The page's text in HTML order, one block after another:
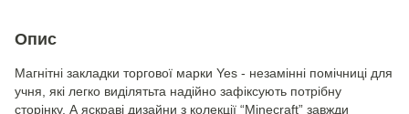
Опис
Магнітні закладки торгової марки Yes - незамінні помічниці для
учня, які легко виділятьта надійно зафіксують потрібну
сторінку. А яскраві дизайни з колекції “Minecraft” завжди